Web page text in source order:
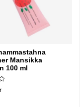
Mansikka
100 ml